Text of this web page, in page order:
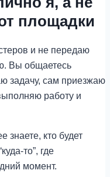
площадки
и не передаю
Вы общаетесь
задачу, сам приезжаю
работу и
знаете, кто будет
то”, где
момент.